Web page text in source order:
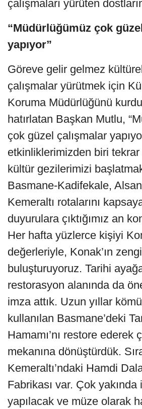
çalışmaları yürüten
“Müdürlüğümüz çok
yapıyor”
Göreve gelir gelmez
çalışmalar yürütmek için
Koruma Müdürlüğünü
hatırlatan Başkan Mutlu,
çok güzel çalışmalar
etkinliklerimizden biri tekrar
kültür gezilerimizi
Basmane-Kadifekale,
Kemeraltı rotalarını
duyurulara çıktığımız an
Her hafta yüzlerce kişiyi
değerleriyle, Konak’ın
buluşturuyoruz. Tarihi
restorasyon alanında da
imza attık. Uzun yıllar
kullanılan Basmane’deki
Hamamı’nı restore ederek
mekanına dönüştürdük.
Kemeraltı’ndaki Hamdi
Fabrikası var. Çok yakında
yapılacak ve müze olarak